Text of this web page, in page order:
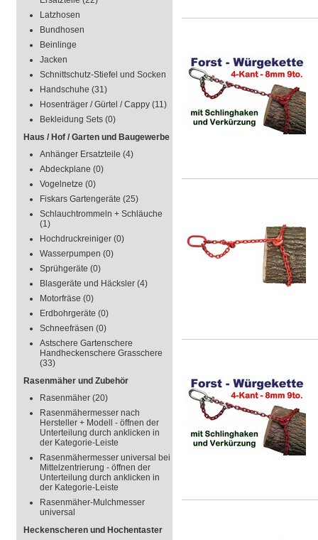
Latzhosen
Bundhosen
Beinlinge
Jacken
Schnittschutz-Stiefel und Socken
Handschuhe (31)
Hosenträger / Gürtel / Cappy (11)
Bekleidung Sets (0)
Haus / Hof / Garten und Baugewerbe
Anhänger Ersatzteile (4)
Abdeckplane (0)
Vogelnetze (0)
Fiskars Gartengeräte (25)
Schlauchtrommeln + Schläuche
(1)
Hochdruckreiniger (0)
Wasserpumpen (0)
Sprühgeräte (0)
Blasgeräte und Häcksler (4)
Motorfräse (0)
Erdbohrgeräte (0)
Schneefräsen (0)
Astschere Gartenschere
Handheckenschere Grasschere
(33)
Rasenmäher und Zubehör
Rasenmäher (20)
Rasenmähermesser nach
Hersteller + Modell - öffnen der
Unterteilung durch anklicken in
der Kategorie-Leiste
Rasenmähermesser universal bei
Mittelzentrierung - öffnen der
Unterteilung durch anklicken in
der Kategorie-Leiste
Rasenmäher-Mulchmesser
universal
Heckenscheren und Hochentaster